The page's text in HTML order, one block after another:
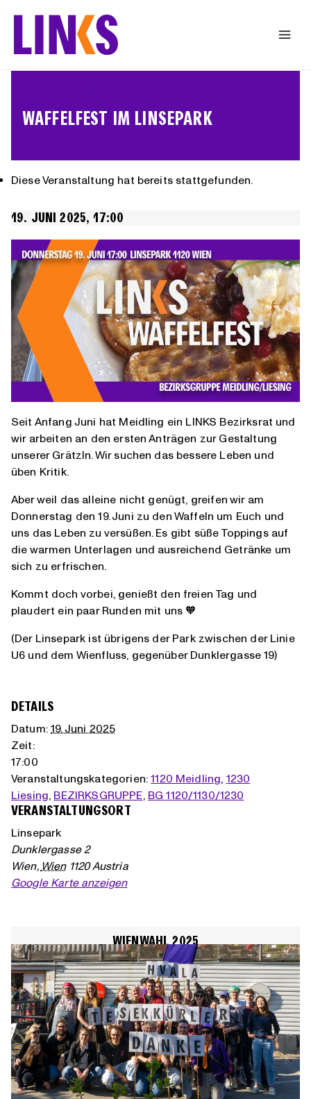
WAFFELFEST IM LINSEPARK
Diese Veranstaltung hat bereits stattgefunden.
19. JUNI 2025, 17:00
Seit Anfang Juni hat Meidling ein LINKS Bezirksrat und
wir arbeiten an den ersten Anträgen zur Gestaltung
unserer Grätzln. Wir suchen das bessere Leben und
üben Kritik.
Aber weil das alleine nicht genügt, greifen wir am
Donnerstag den 19. Juni zu den Waffeln um Euch und
uns das Leben zu versüßen. Es gibt süße Toppings auf
die warmen Unterlagen und ausreichend Getränke um
sich zu erfrischen.
Kommt doch vorbei, genießt den freien Tag und
plaudert ein paar Runden mit uns 🧡
(Der Linsepark ist übrigens der Park zwischen der Linie
U6 und dem Wienfluss, gegenüber Dunklergasse 19)
DETAILS
Datum: 19. Juni 2025
Zeit:
17:00
Veranstaltungskategorien: 1120 Meidling, 1230
Liesing, BEZIRKSGRUPPE, BG 1120/1130/1230
VERANSTALTUNGSORT
Linsepark
Dunklergasse 2
Wien, Wien 1120 Austria
Google Karte anzeigen
WIENWAHL 2025